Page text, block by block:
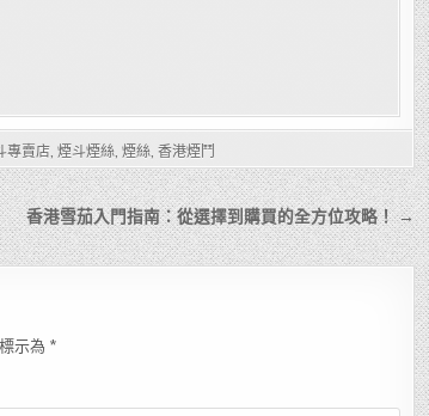
專賣店 ,煙斗煙絲 ,煙絲 ,香港煙鬥
香港雪茄入門指南：從選擇到購買的全方位攻略！ →
示為 *